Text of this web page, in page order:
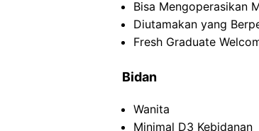
Bisa Mengoperasikan
Diutamakan yang
Fresh Graduate
Bidan
Wanita
Minimal D3 Kebidanan